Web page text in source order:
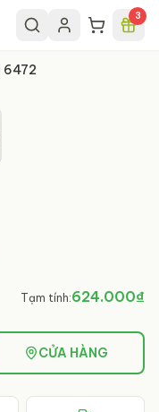
3
6472
Tạm tính:624.000₫
CỬA HÀNG